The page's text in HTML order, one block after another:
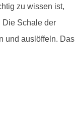
zu wissen ist,
Die Schale der
und auslöffeln. Das